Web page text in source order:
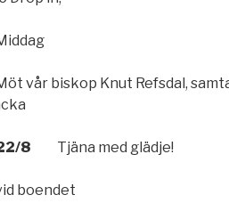
vår biskop Knut Refsdal,
22/8 Tjäna med glädje!
boendet